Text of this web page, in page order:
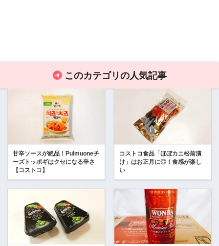
このカテゴリの人気記事
甘辛ソースが絶品！Pulmuoneチ
ーズトッポギはクセになる辛さ
【コストコ】
コストコ食品「ほぼカニ松前漬
け」はお正月に◎！食感が楽し
い